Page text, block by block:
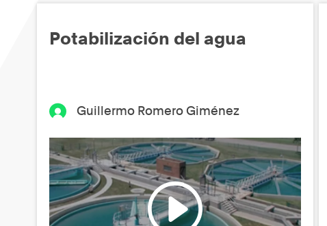
Potabilización del agua
Guillermo Romero Giménez